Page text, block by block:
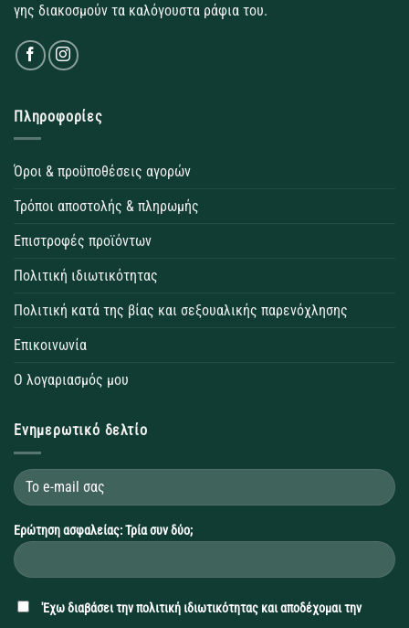
γης διακοσμούν τα καλόγουστα ράφια του.
Πληροφορίες
Όροι & προϋποθέσεις αγορών
Τρόποι αποστολής & πληρωμής
Επιστροφές προϊόντων
Πολιτική ιδιωτικότητας
Πολιτική κατά της βίας και σεξουαλικής παρενόχλησης
Επικοινωνία
Ο λογαριασμός μου
Ενημερωτικό δελτίο
Ερώτηση ασφαλείας: Τρία συν δύο;
'Εχω διαβάσει τηνπολιτική ιδιωτικότητας και αποδέχομαι την